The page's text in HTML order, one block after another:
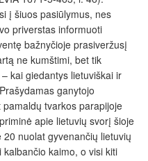
į šiuos pasiūlymus, nes
priverstas informuoti
bažnyčioje prasiveržusį
ne kumštimi, bet tik
kai giedantys lietuviškai ir
ganytojo
pamaldų tvarkos parapijoje
apie lietuvių svorį šioje
nuolat gyvenančių lietuvių
kaimo, o visi kiti